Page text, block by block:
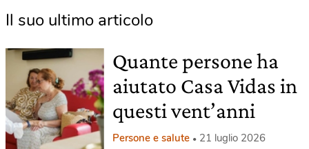
Il suo ultimo articolo
Quante persone ha
aiutato Casa Vidas in
questi vent’anni
Persone e salute 21 luglio 2026